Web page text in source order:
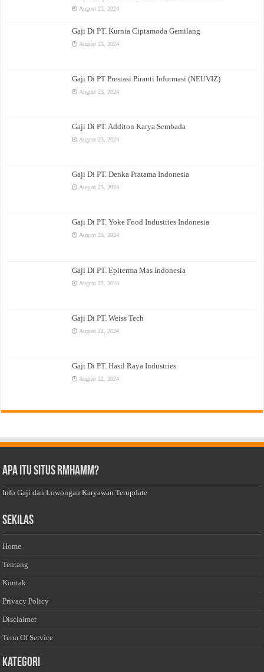
August 23, 2024
Gaji Di PT. Kurnia Ciptamoda Gemilang
August 23, 2024
Gaji Di PT Prestasi Piranti Informasi (NEUVIZ)
August 23, 2024
Gaji Di PT. Additon Karya Sembada
August 23, 2024
Gaji Di PT. Denka Pratama Indonesia
August 23, 2024
Gaji Di PT. Yoke Food Industries Indonesia
August 23, 2024
Gaji Di PT. Epiterma Mas Indonesia
August 22, 2024
Gaji Di PT. Weiss Tech
August 22, 2024
Gaji Di PT. Hasil Raya Industries
August 22, 2024
Apa Itu Situs Rmhamm?
Info Gaji dan Lowongan Karyawan Terupdate
Sekilas
Home
Tentang
Kontak
Privacy Policy
Disclaimer
Term Of Service
Kategori